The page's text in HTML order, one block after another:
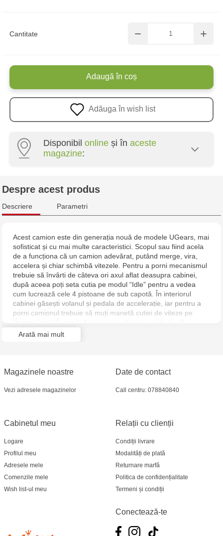
Cantitate
Adaugă în coș
Adăuga în wish list
Disponibil online și în aceste
magazine:
Despre acest produs
Descriere Parametri
Acest camion este din generația nouă de modele UGears, mai
sofisticat și cu mai multe caracteristici. Scopul sau fiind acela
de a funcționa că un camion adevărat, putând merge, vira,
accelera și chiar schimbă vitezele. Pentru a porni mecanismul
trebuie să învârti de câteva ori axul aflat deasupra cabinei,
după aceea poți seta cutia pe modul “Idle” pentru a vedea
cum lucrează cele 4 pistoane de sub capotă. În interiorul
cabinei găsești volanul și pedala de accelerație, iar pentru a
porni camionul trebuie să muți manetă cutiei de viteze pe
plăcere, dar în același timp și o provocare. Nu necesită lipici și
Arată mai mult
Magazinele noastre
Vezi adresele magazinelor
Relații cu clienții
Condiții livrare
Modalități de plată
Returnare marfă
Politica de confidențialitate
Termeni și condiții
Cabinetul meu
Logare
Profilul meu
Adresele mele
Comenzile mele
Wish list-ul meu
Date de contact
Call centru: 078840840
Conectează-te